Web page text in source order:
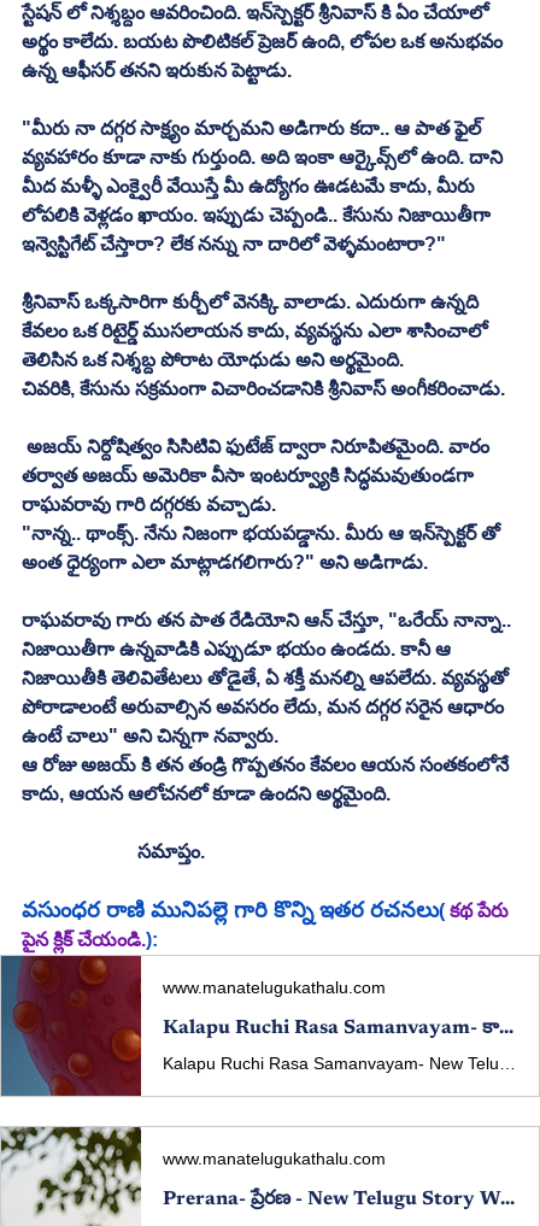
స్టేషన్ లో నిశ్శబ్దం ఆవరించింది. ఇన్‌స్పెక్టర్ శ్రీనివాస్ కి ఏం చేయాలో
అర్థం కాలేదు. బయట పొలిటికల్ ప్రెజర్ ఉంది, లోపల ఒక అనుభవం
ఉన్న ఆఫీసర్ తనని ఇరుకున పెట్టాడు.
"మీరు నా దగ్గర సాక్ష్యం మార్చమని అడిగారు కదా.. ఆ పాత ఫైల్
వ్యవహారం కూడా నాకు గుర్తుంది. అది ఇంకా ఆర్కైవ్స్‌లో ఉంది. దాని
మీద మళ్ళీ ఎంక్వైరీ వేయిస్తే మీ ఉద్యోగం ఊడటమే కాదు, మీరు
లోపలికి వెళ్లడం ఖాయం. ఇప్పుడు చెప్పండి.. కేసును నిజాయితీగా
ఇన్వెస్టిగేట్ చేస్తారా? లేక నన్ను నా దారిలో వెళ్ళమంటారా?"
శ్రీనివాస్ ఒక్కసారిగా కుర్చీలో వెనక్కి వాలాడు. ఎదురుగా ఉన్నది
కేవలం ఒక రిటైర్డ్ ముసలాయన కాదు, వ్యవస్థను ఎలా శాసించాలో
తెలిసిన ఒక నిశ్శబ్ద పోరాట యోధుడు అని అర్థమైంది.
చివరికి, కేసును సక్రమంగా విచారించడానికి శ్రీనివాస్ అంగీకరించాడు.
తర్వాత అజయ్ అమెరికా వీసా ఇంటర్వ్యూకి సిద్ధమవుతుండగా
రాఘవరావు గారి దగ్గరకు వచ్చాడు.
"నాన్న.. థాంక్స్. నేను నిజంగా భయపడ్డాను. మీరు ఆ ఇన్‌స్పెక్టర్ తో
అంత ధైర్యంగా ఎలా మాట్లాడగలిగారు?" అని అడిగాడు.
రాఘవరావు గారు తన పాత రేడియోని ఆన్ చేస్తూ, "ఒరేయ్ నాన్నా..
నిజాయితీగా ఉన్నవాడికి ఎప్పుడూ భయం ఉండదు. కానీ ఆ
నిజాయితీకి తెలివితేటలు తోడైతే, ఏ శక్తీ మనల్ని ఆపలేదు. వ్యవస్థతో
పోరాడాలంటే అరువాల్సిన అవసరం లేదు, మన దగ్గర సరైన ఆధారం
ఉంటే చాలు" అని చిన్నగా నవ్వారు.
ఆ రోజు అజయ్ కి తన తండ్రి గొప్పతనం కేవలం ఆయన సంతకంలోనే
కాదు, ఆయన ఆలోచనలో కూడా ఉందని అర్థమైంది.
                        సమాప్తం.
వసుంధర రాణి మునిపల్లె గారి కొన్ని ఇతర రచనలు( కథ పేరు
పైన క్లిక్ చేయండి.):
www.manatelugukathalu.com
Kalapu Ruchi Rasa Samanvayam- కాలపు రుచి - రస సమన్వయం​ - New Telugu Story Written By Vasundhara Rani Munipalle
www.manatelugukathalu.com
Prerana- ప్రేరణ​ - New Telugu Story Written By Vasundhara Rani Munipalle